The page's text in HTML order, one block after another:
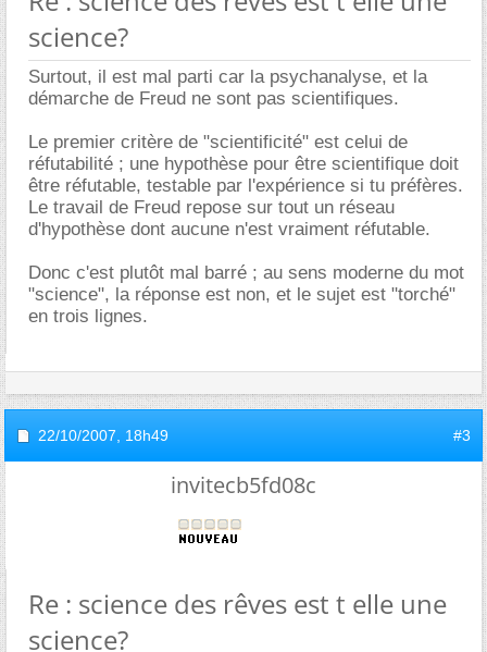
science?
Surtout, il est mal parti car la psychanalyse, et la
démarche de Freud ne sont pas scientifiques.
Le premier critère de "scientificité" est celui de
réfutabilité ; une hypothèse pour être scientifique doit
être réfutable, testable par l'expérience si tu préfères.
Le travail de Freud repose sur tout un réseau
d'hypothèse dont aucune n'est vraiment réfutable.
Donc c'est plutôt mal barré ; au sens moderne du mot
"science", la réponse est non, et le sujet est "torché"
en trois lignes.
22/10/2007, 18h49 #3
invitecb5fd08c
Re : science des rêves est t elle une
science?